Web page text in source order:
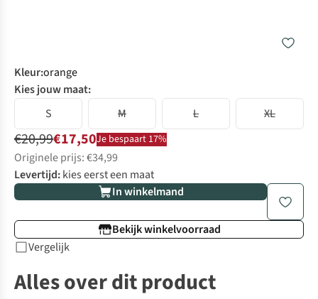
Kleur:orange
Kies jouw maat:
S
M L XL
€20,99€17,50Je bespaart 17%
Originele prijs: €34,99
Levertijd:kies eerst een maat
In winkelmand
Bekijk winkelvoorraad
Vergelijk
Alles over dit product